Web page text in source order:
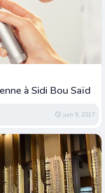
à Sidi Bou Saïd
juin 9, 2017